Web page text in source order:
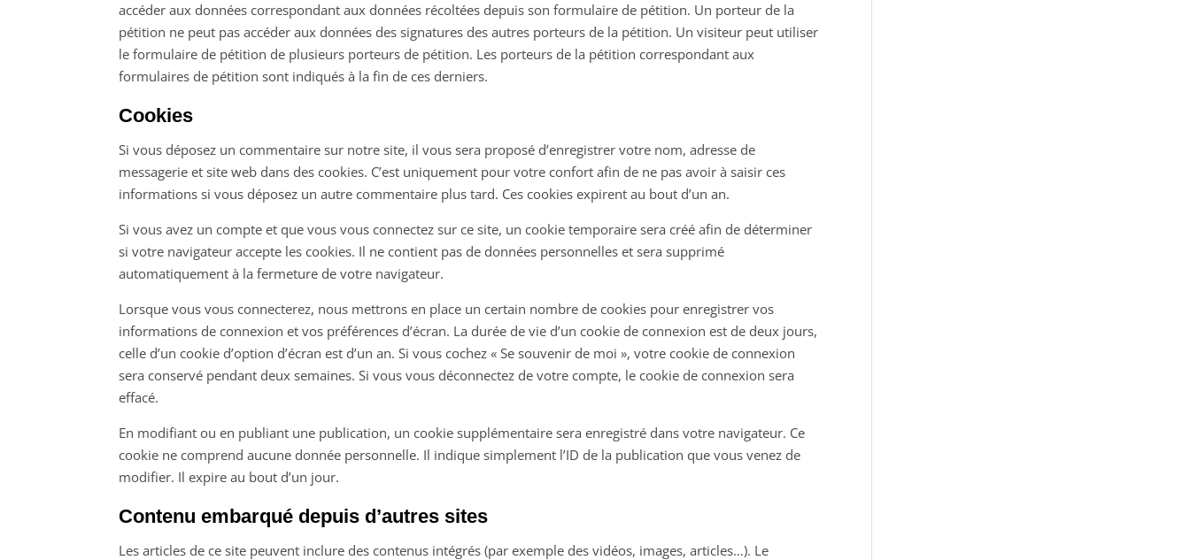
accéder aux données correspondant aux données récoltées depuis son formulaire de pétition. Un porteur de la
pétition ne peut pas accéder aux données des signatures des autres porteurs de la pétition. Un visiteur peut utiliser
le formulaire de pétition de plusieurs porteurs de pétition. Les porteurs de la pétition correspondant aux
formulaires de pétition sont indiqués à la fin de ces derniers.
Cookies
Si vous déposez un commentaire sur notre site, il vous sera proposé d’enregistrer votre nom, adresse de
messagerie et site web dans des cookies. C’est uniquement pour votre confort afin de ne pas avoir à saisir ces
informations si vous déposez un autre commentaire plus tard. Ces cookies expirent au bout d’un an.
Si vous avez un compte et que vous vous connectez sur ce site, un cookie temporaire sera créé afin de déterminer
si votre navigateur accepte les cookies. Il ne contient pas de données personnelles et sera supprimé
automatiquement à la fermeture de votre navigateur.
Lorsque vous vous connecterez, nous mettrons en place un certain nombre de cookies pour enregistrer vos
informations de connexion et vos préférences d’écran. La durée de vie d’un cookie de connexion est de deux jours,
celle d’un cookie d’option d’écran est d’un an. Si vous cochez « Se souvenir de moi », votre cookie de connexion
sera conservé pendant deux semaines. Si vous vous déconnectez de votre compte, le cookie de connexion sera
effacé.
En modifiant ou en publiant une publication, un cookie supplémentaire sera enregistré dans votre navigateur. Ce
cookie ne comprend aucune donnée personnelle. Il indique simplement l’ID de la publication que vous venez de
modifier. Il expire au bout d’un jour.
Contenu embarqué depuis d’autres sites
Les articles de ce site peuvent inclure des contenus intégrés (par exemple des vidéos, images, articles…). Le